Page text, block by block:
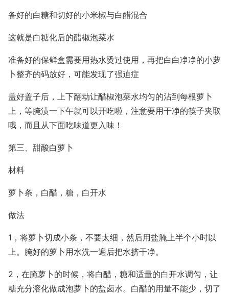
备好的白糖和切好的小米椒与白醋混合
这就是白糖化后的醋椒泡菜水
准备好的保鲜盒需要用热水烫过使用，再把白白净净的小萝
卜整齐的码放好，可能发现了强迫症
盖好盖子后，上下翻动让醋椒泡菜水均匀的沾到每根萝卜
上，等腌渍一下午就可以开吃啦，注意要用干净的筷子夹取
哦，而且从下面吃味道更入味！
第三、甜酸白萝卜
材料
萝卜条，白醋，糖，白开水
做法
1，将萝卜切成小条，不要太细，然后用盐腌上半个小时以
上。腌好的萝卜用水洗一遍后把水挤干净。
2，在腌萝卜的时候，将白醋，糖和适量的白开水调匀，让
糖充分溶化做成泡萝卜的盐卤水。白醋的用量不能少，切了